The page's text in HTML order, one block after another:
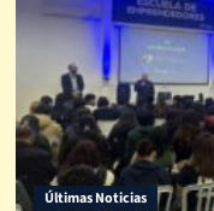
Últimas Noticias